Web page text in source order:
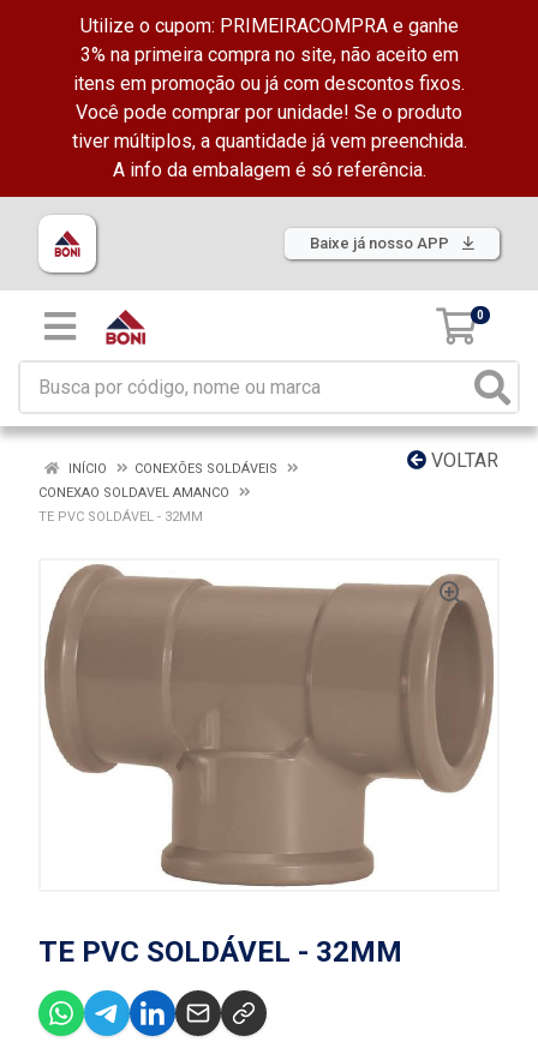
Utilize o cupom: PRIMEIRACOMPRA e ganhe
3% na primeira compra no site, não aceito em
itens em promoção ou já com descontos fixos.
Você pode comprar por unidade! Se o produto
tiver múltiplos, a quantidade já vem preenchida.
A info da embalagem é só referência.
Baixe já nosso APP
0
VOLTAR
INÍCIO
CONEXÕES SOLDÁVEIS
CONEXAO SOLDAVEL AMANCO
TE PVC SOLDÁVEL - 32MM
TE PVC SOLDÁVEL - 32MM